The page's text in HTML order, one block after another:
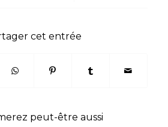
cet entrée
peut-être aussi